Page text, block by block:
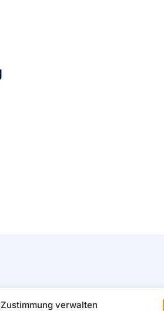
verwalten